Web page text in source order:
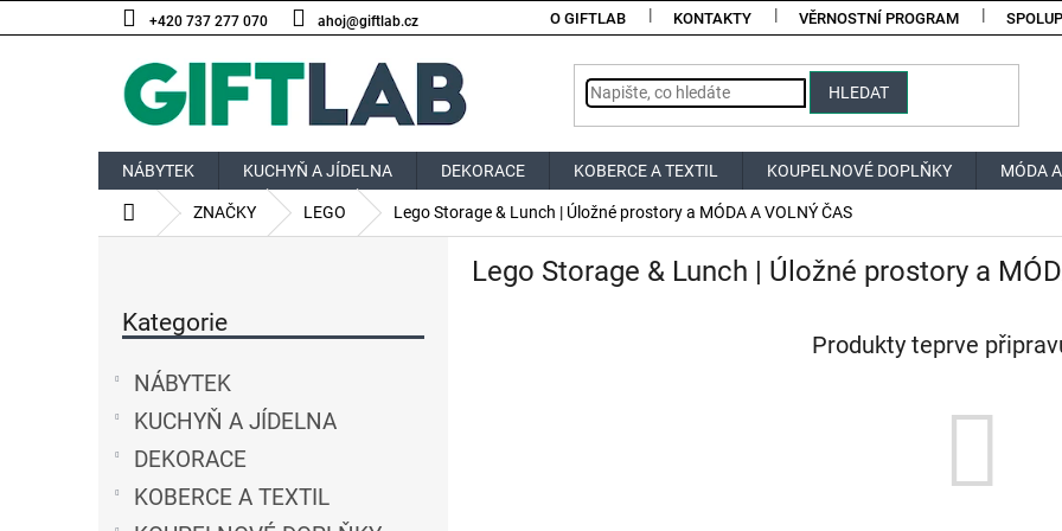
na
+420 737 277 070 ahoj@giftlab.cz O GIFTLAB KONTAKTY VĚRNOSTNÍ PROGRAM
HLEDAT
NÁBYTEK KUCHYŇ A JÍDELNA DEKORACE KOBERCE A TEXTIL KOUPELNOVÉ DOPLŇKY MÓDA
Domů ZNAČKY LEGO Lego Storage & Lunch | Úložné prostory a MÓDA A VOLNÝ ČAS
kategorie
Kategorie
NÁBYTEK
KUCHYŇ A JÍDELNA
DEKORACE
KOBERCE A TEXTIL
Lego Storage & Lunch | Úložné prostory a
Produkty teprve